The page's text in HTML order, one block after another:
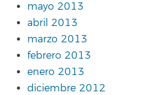
mayo 2013
abril 2013
marzo 2013
febrero 2013
enero 2013
diciembre 2012